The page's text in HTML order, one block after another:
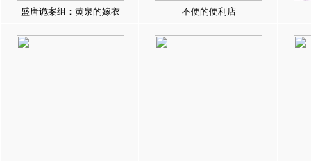
盛唐诡案组：黄泉的嫁衣 不便的便利店